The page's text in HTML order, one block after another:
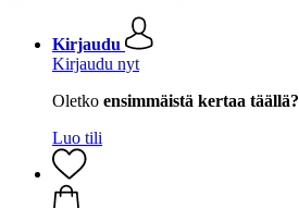
Kirjaudu
Kirjaudu nyt
Oletko ensimmäistä kertaa täällä?
Luo tili